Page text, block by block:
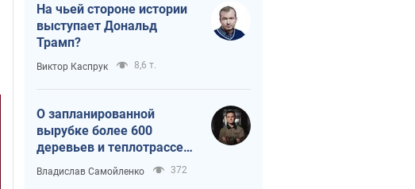
На чьей стороне истории
выступает Дональд
Трамп?
Виктор Каспрук 8,6 т.
О запланированной
вырубке более 600
деревьев и теплотрассе:
что происходит на
Теремках в Киеве
Владислав Самойленко 372